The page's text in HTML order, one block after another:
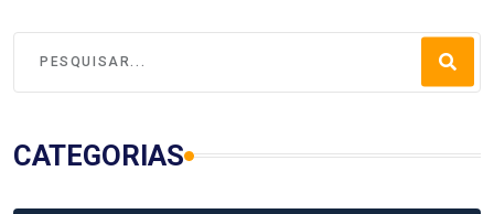
CATEGORIAS